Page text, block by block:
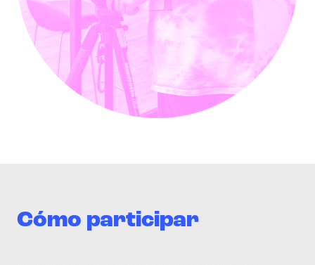
Cómo participar